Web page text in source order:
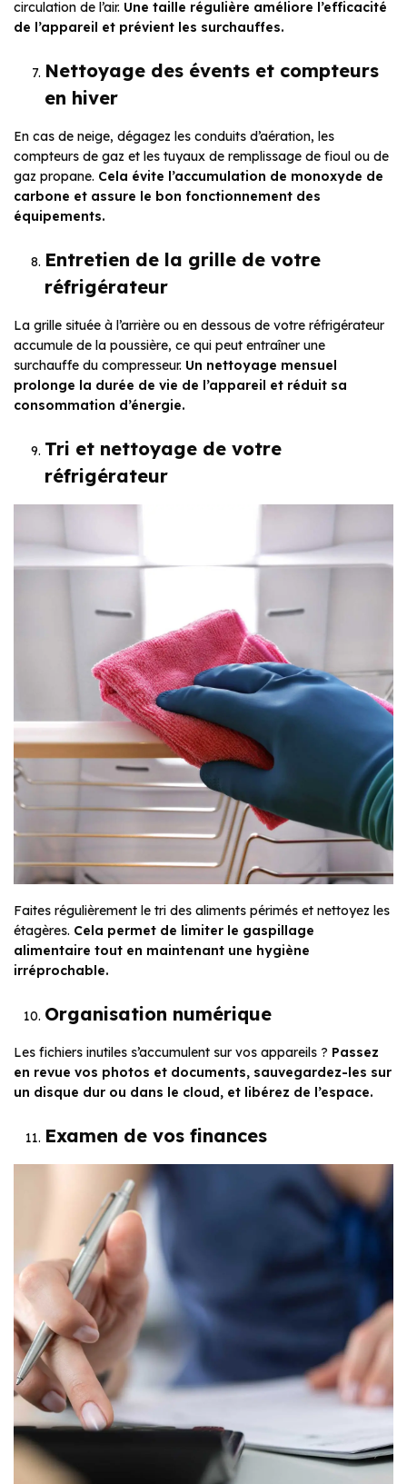
circulation de l’air. Une taille régulière améliore l’efficacité
de l’appareil et prévient les surchauffes.
Nettoyage des évents et compteurs
en hiver
En cas de neige, dégagez les conduits d’aération, les
compteurs de gaz et les tuyaux de remplissage de fioul ou de
gaz propane. Cela évite l’accumulation de monoxyde de
carbone et assure le bon fonctionnement des
équipements.
Entretien de la grille de votre
réfrigérateur
La grille située à l’arrière ou en dessous de votre réfrigérateur
accumule de la poussière, ce qui peut entraîner une
surchauffe du compresseur. Un nettoyage mensuel
prolonge la durée de vie de l’appareil et réduit sa
consommation d’énergie.
Tri et nettoyage de votre
réfrigérateur
Faites régulièrement le tri des aliments périmés et nettoyez les
étagères. Cela permet de limiter le gaspillage
alimentaire tout en maintenant une hygiène
irréprochable.
Organisation numérique
Les fichiers inutiles s’accumulent sur vos appareils ? Passez
en revue vos photos et documents, sauvegardez-les sur
un disque dur ou dans le cloud, et libérez de l’espace.
Examen de vos finances